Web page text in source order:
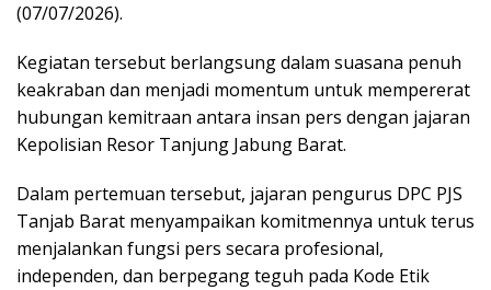
(07/07/2026).
Kegiatan tersebut berlangsung dalam suasana penuh
keakraban dan menjadi momentum untuk mempererat
hubungan kemitraan antara insan pers dengan jajaran
Kepolisian Resor Tanjung Jabung Barat.
Dalam pertemuan tersebut, jajaran pengurus DPC PJS
Tanjab Barat menyampaikan komitmennya untuk terus
menjalankan fungsi pers secara profesional,
independen, dan berpegang teguh pada Kode Etik